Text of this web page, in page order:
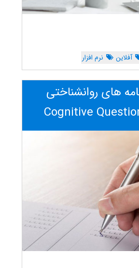
آفلاین نرم افزار
های روانشناختی
Cognitive